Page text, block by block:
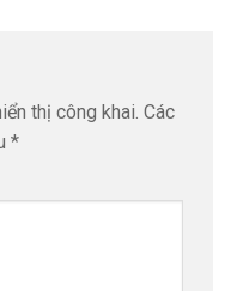
thị công khai. Các
*